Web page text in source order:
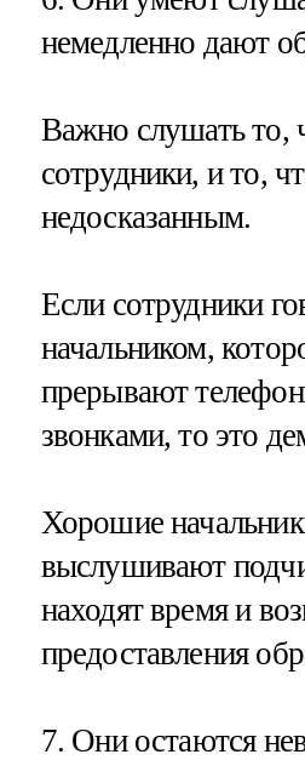
немедленно дают
Важно слушать то,
сотрудники, и то,
недосказанным.
Если сотрудники
начальником,
прерывают
звонками, то это
Хорошие
выслушивают
находят время и
предоставления
7. Они остаются